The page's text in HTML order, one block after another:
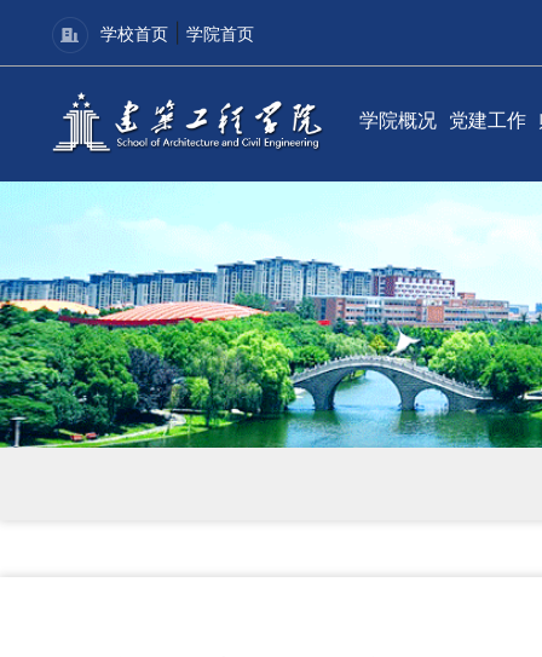
学校首页| 学院首页
学院概况
现任领导
组织机构
联系我们
党建工作
党建动态
理论学习
学院分党校